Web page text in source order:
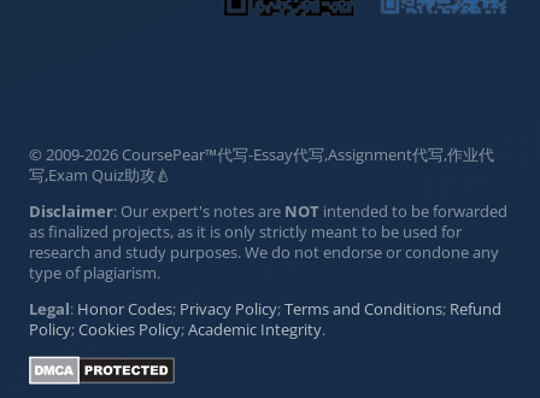
© 2009-2026 CoursePear™代写-Essay代写,Assignment代写,作业代
写,Exam Quiz助攻🍐
Disclaimer: Our expert's notes are NOT intended to be forwarded
as finalized projects, as it is only strictly meant to be used for
research and study purposes. We do not endorse or condone any
type of plagiarism.
Legal: Honor Codes; Privacy Policy;Terms and Conditions; Refund
Policy;Cookies Policy;Academic Integrity.